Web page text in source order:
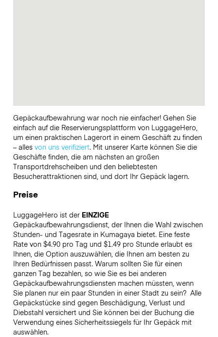
Gepäckaufbewahrung war noch nie einfacher! Gehen Sie
einfach auf die Reservierungsplattform von LuggageHero,
um einen praktischen Lagerort in einem Geschäft zu finden
– alles von uns verifiziert. Mit unserer Karte können Sie die
Geschäfte finden, die am nächsten an großen
Transportdrehscheiben und den beliebtesten
Besucherattraktionen sind, und dort Ihr Gepäck lagern.
Preise
LuggageHero ist der EINZIGE
Gepäckaufbewahrungsdienst, der Ihnen die Wahl zwischen
Stunden- und Tagesrate in Kumagaya bietet. Eine feste
Rate von $4.90 pro Tag und $1.49 pro Stunde erlaubt es
Ihnen, die Option auszuwählen, die Ihnen am besten zu
Ihren Bedürfnissen passt. Warum sollten Sie für einen
ganzen Tag bezahlen, so wie Sie es bei anderen
Gepäckaufbewahrungsdiensten machen müssten, wenn
Sie planen nur ein paar Stunden in einer Stadt zu sein? Alle
Gepäckstücke sind gegen Beschädigung, Verlust und
Diebstahl versichert und Sie können bei der Buchung die
Verwendung eines Sicherheitssiegels für Ihr Gepäck mit
auswählen.